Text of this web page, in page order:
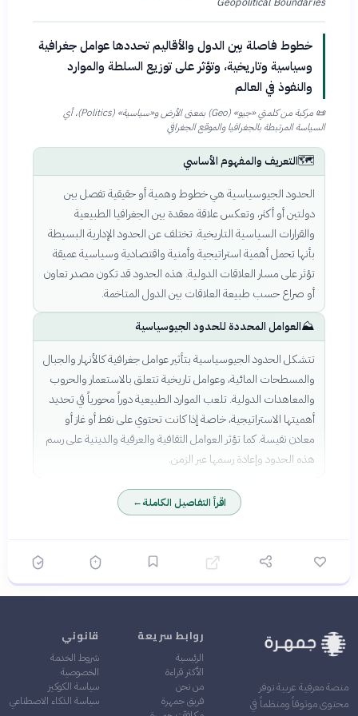
خطوط فاصلة بين الدول والأقاليم تحددها عوامل جغرافية
وسياسية وتاريخية، وتؤثر على توزيع السلطة والموارد
والنفوذ في العالم
📜
مركبة من كلمتي «جيو» (Geo) بمعنى الأرض و«سياسية» (Politics)، أي
السياسة المرتبطة بالجغرافيا والموقع الجغرافي
🗺️التعريف والمفهوم الأساسي
الحدود الجيوسياسية هي خطوط وهمية أو حقيقية تفصل بين
دولتين أو أكثر، وتعكس علاقة معقدة بين الجغرافيا الطبيعية
والقرارات السياسية التاريخية. تختلف عن الحدود الإدارية البسيطة
بأنها تحمل أهمية استراتيجية وأمنية واقتصادية وسياسية عميقة
تؤثر على مسار العلاقات الدولية. هذه الحدود قد تكون مصدر تعاون
أو صراع حسب طبيعة العلاقات بين الدول المتاخمة.
⛰️العوامل المحددة للحدود الجيوسياسية
تتشكل الحدود الجيوسياسية بتأثير عوامل جغرافية كالأنهار والجبال
والمسطحات المائية، وعوامل تاريخية تتعلق بالاستعمار والحروب
والمعاهدات الدولية. تلعب الموارد الطبيعية دوراً محورياً في تحديد
أهميتها الاستراتيجية، خاصة إذا كانت تحتوي على نفط أو غاز أو
معادن نفيسة. كما تؤثر العوامل الثقافية والعرقية والدينية على رسم
هذه الحدود وإعادة رسمها عبر الزمن.
اقرأ التفاصيل الكاملة←
منصة معرفية عربية توفر
محتوى موثوقاً ومنظماً في
روابط سريعة
الرئيسية
الأكثر قراءة
من نحن
فريق جمهرة
قانوني
شروط الخدمة
الخصوصية
سياسة الكوكيز
سياسة الذكاء الاصطناعي